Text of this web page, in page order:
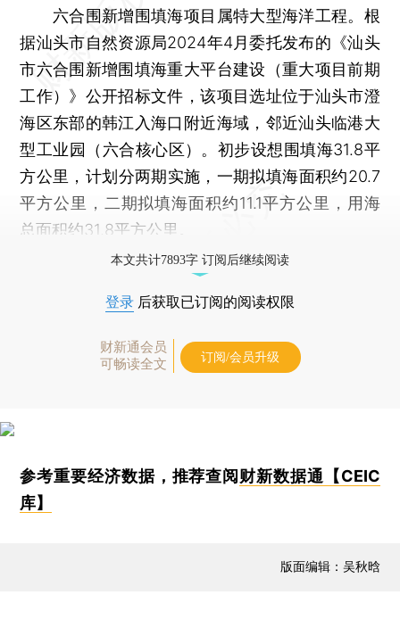
六合围新增围填海项目属特大型海洋工程。根
据汕头市自然资源局2024年4月委托发布的《汕头
市六合围新增围填海重大平台建设（重大项目前期
工作）》公开招标文件，该项目选址位于汕头市澄
海区东部的韩江入海口附近海域，邻近汕头临港大
型工业园（六合核心区）。初步设想围填海31.8平
方公里，计划分两期实施，一期拟填海面积约20.7
平方公里，二期拟填海面积约11.1平方公里，用海
总面积约31.8平方公里。
本文共计7893字 订阅后继续阅读
登录 后获取已订阅的阅读权限
财新通会员
可畅读全文
订阅/会员升级
参考重要经济数据，推荐查阅财新数据通【CEIC
库】
版面编辑：吴秋晗